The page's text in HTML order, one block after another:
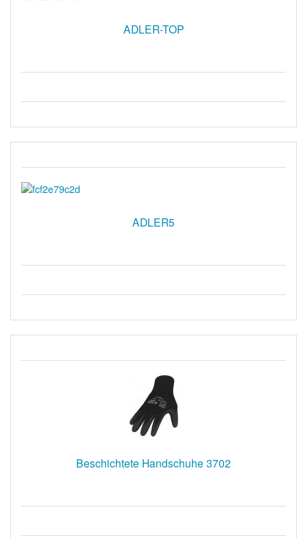
ADLER-TOP
ADLER5
Beschichtete Handschuhe 3702